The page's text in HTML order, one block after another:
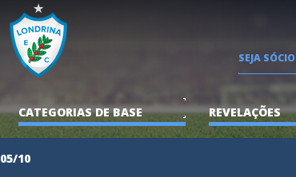
SEJA SÓCIO
CATEGORIAS DE BASE REVELAÇÕES
05/10